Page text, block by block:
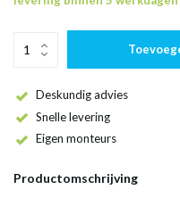
Deskundig advies
Snelle levering
Eigen monteurs
Productomschrijving